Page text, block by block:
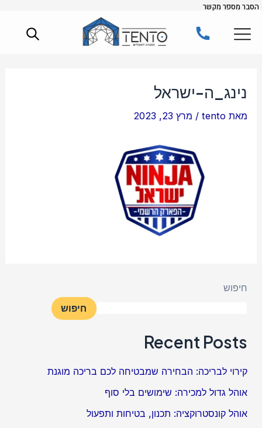
דילוג
לתוכן
הסבר מספר מקשר
נינג_ה-ישראל
מאתtento
/ מרץ 23, 2023
חיפוש
חיפוש
Recent Posts
קירוי לבריכה: הבחירה שמבטיחה לכם בריכה מוגנת
אוהל גדול למכירה: שימושים בלי סוף
אוהל קונסטרוקציה: תכנון, בטיחות ותפעול